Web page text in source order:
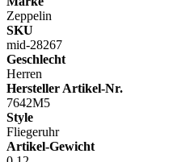
Zeppelin
SKU
mid-28267
Geschlecht
Herren
Hersteller Artikel-Nr.
7642M5
Style
Fliegeruhr
Artikel-Gewicht